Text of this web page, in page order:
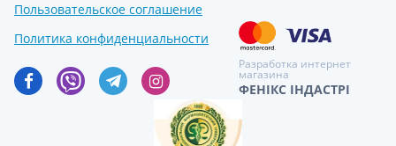
Пользовательское соглашение
Политика конфиденциальности
Разработка интернет
магазина
ФЕНІКС ІНДАСТРІ